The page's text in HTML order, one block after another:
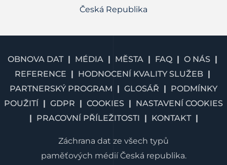
Česká Republika
OBNOVA DAT MÉDIA MĚSTA FAQ
O NÁS
REFERENCE
HODNOCENÍ KVALITY SLUŽEB
PARTNERSKÝ PROGRAM
GLOSÁŘ
PODMÍNKY
POUŽITÍ
GDPR COOKIES
NASTAVENÍ COOKIES
PRACOVNÍ PŘÍLEŽITOSTI
KONTAKT
Záchrana dat ze všech typů
paměťových médií Česká republika.